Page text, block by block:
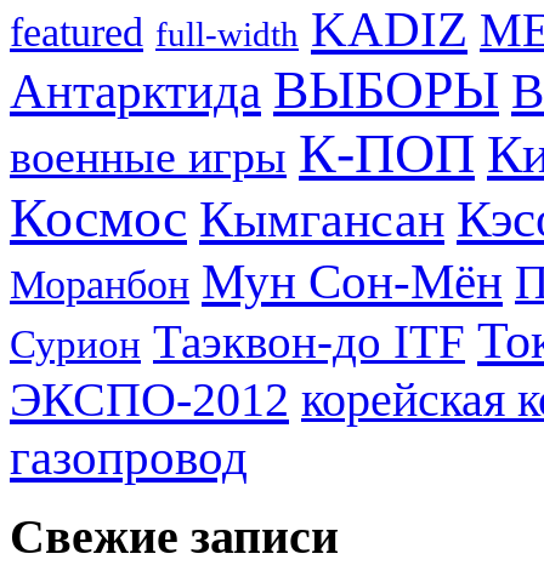
featured full-width KADIZ
Антарктида ВЫБОРЫ
военные игры К-ПОП
Космос Кымгансан
Моранбон Мун Сон-Мён
Сурион Таэквон-до ITF
ЭКСПО-2012 корейская
газопровод
Свежие записи